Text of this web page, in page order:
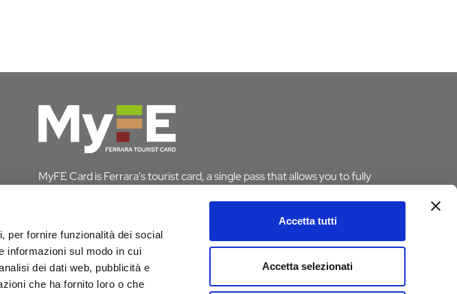
per fornire funzionalità dei social
informazioni sul modo in cui
dei dati web, pubblicità e
che ha fornito loro o che
Accetta tutti
Accetta selezionati
MyFE Card is Ferrara's tourist card, a single pass that allows you to fully
in Ferrara, you are exempt from the tourist tax.
DISCOVER MYFE CARD